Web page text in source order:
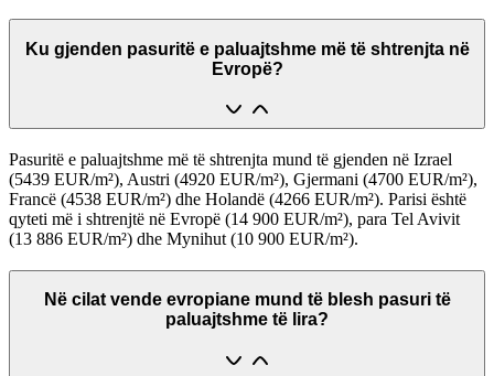
Ku gjenden pasuritë e paluajtshme më të shtrenjta në
Evropë?
Pasuritë e paluajtshme më të shtrenjta mund të gjenden në Izrael
(5439 EUR/m²), Austri (4920 EUR/m²), Gjermani (4700 EUR/m²),
Francë (4538 EUR/m²) dhe Holandë (4266 EUR/m²). Parisi është
qyteti më i shtrenjtë në Evropë (14 900 EUR/m²), para Tel Avivit
(13 886 EUR/m²) dhe Mynihut (10 900 EUR/m²).
Në cilat vende evropiane mund të blesh pasuri të
paluajtshme të lira?